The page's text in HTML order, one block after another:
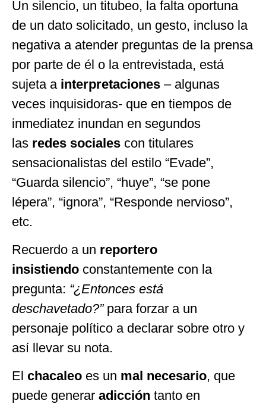
Un silencio, un titubeo, la falta oportuna
de un dato solicitado, un gesto, incluso la
negativa a atender preguntas de la prensa
por parte de él o la entrevistada, está
sujeta a interpretaciones – algunas
veces inquisidoras- que en tiempos de
inmediatez inundan en segundos
las redes sociales con titulares
sensacionalistas del estilo “Evade”,
“Guarda silencio”, “huye”, “se pone
lépera”, “ignora”, “Responde nervioso”,
etc.
Recuerdo a un reportero
insistiendo constantemente con la
pregunta: “¿Entonces está
deschavetado?”para forzar a un
personaje político a declarar sobre otro y
así llevar su nota.
El chacaleo es un mal necesario, que
puede generar adicción tanto en